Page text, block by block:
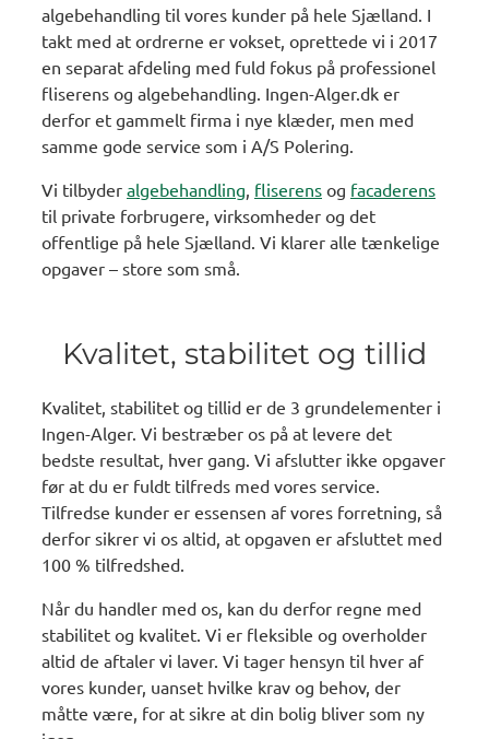
algebehandling til vores kunder på hele Sjælland. I
takt med at ordrerne er vokset, oprettede vi i 2017
en separat afdeling med fuld fokus på professionel
fliserens og algebehandling. Ingen-Alger.dk er
derfor et gammelt firma i nye klæder, men med
samme gode service som i A/S Polering.
Vi tilbyder algebehandling fliserens og facaderens
til private forbrugere, virksomheder og det
offentlige på hele Sjælland. Vi klarer alle tænkelige
opgaver – store som små.
Kvalitet, stabilitet og tillid
Kvalitet, stabilitet og tillid er de 3 grundelementer i
Ingen-Alger. Vi bestræber os på at levere det
bedste resultat, hver gang. Vi afslutter ikke opgaver
før at du er fuldt tilfreds med vores service.
Tilfredse kunder er essensen af vores forretning, så
derfor sikrer vi os altid, at opgaven er afsluttet med
100 % tilfredshed.
Når du handler med os, kan du derfor regne med
stabilitet og kvalitet. Vi er fleksible og overholder
altid de aftaler vi laver. Vi tager hensyn til hver af
vores kunder, uanset hvilke krav og behov, der
måtte være, for at sikre at din bolig bliver som ny